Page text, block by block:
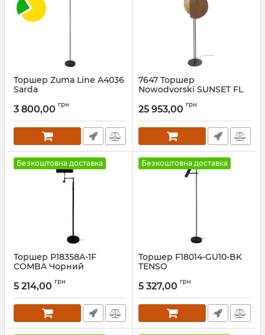
Торшер Zuma Line A4036
Sarda
3 800,00 грн
7647 Торшер
Nowodvorski SUNSET FL
Артикул:7647
25 953,00 грн
Безкоштовна доставка
Торшер P18358A-1F
COMBA Чорний
5 214,00 грн
Безкоштовна доставка
Торшер F18014-GU10-BK
TENSO
5 327,00 грн